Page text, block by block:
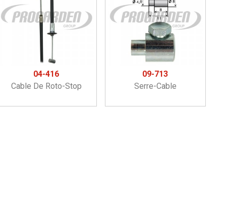
04-416
Cable De Roto-Stop
09-713
Serre-Cable